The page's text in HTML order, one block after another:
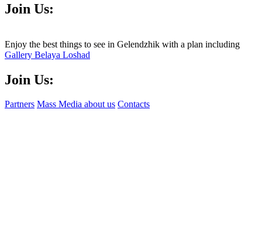
Join Us:
Enjoy the best things to see in Gelendzhik with a plan including
Gallery Belaya Loshad
Join Us:
Partners Mass Media about us Contacts